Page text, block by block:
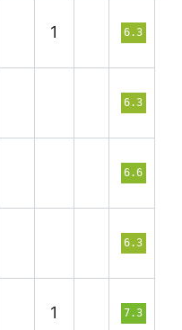
1 6.3
6.3
6.6
6.3
1 7.3